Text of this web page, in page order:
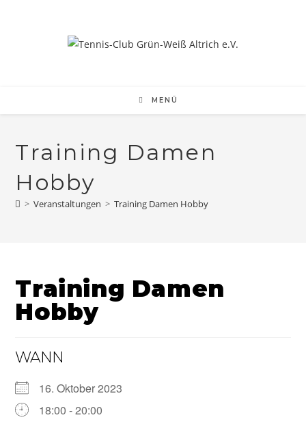
MENÜ
Training Damen
Hobby
> Veranstaltungen > Training Damen Hobby
Training Damen
Hobby
WANN
16. Oktober 2023
18:00 - 20:00